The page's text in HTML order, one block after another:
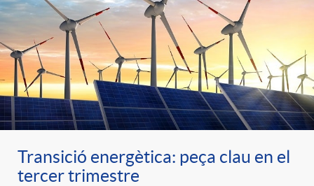
Transició energètica: peça clau en el
tercer trimestre